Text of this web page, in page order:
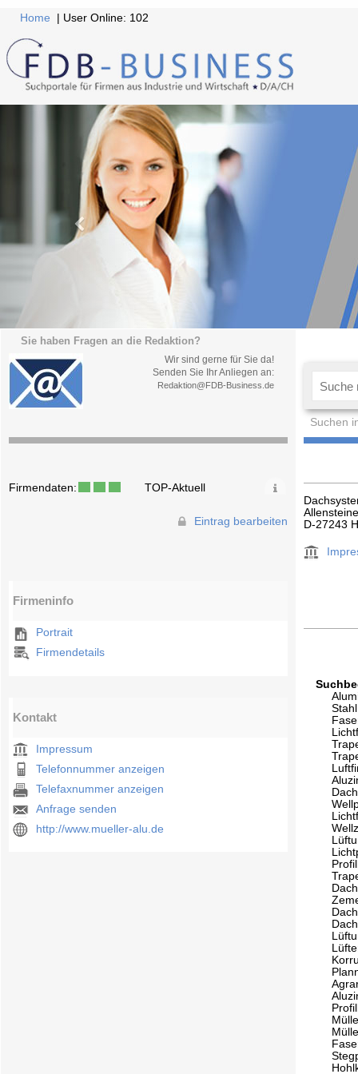
Home | User Online: 102
Sie haben Fragen an die Redaktion?
Wir sind gerne für Sie da!
Senden Sie Ihr Anliegen an:
Redaktion@FDB-Business.de
Suchen
Firmendaten: TOP-Aktuell
Eintrag bearbeiten
Firmeninfo
Portrait
Firmendetails
Kontakt
Impressum
Telefonnummer anzeigen
Telefaxnummer anzeigen
Anfrage senden
http://www.mueller-alu.de
D-27243
Stahl